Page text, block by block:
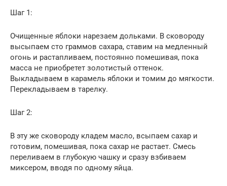
Шаг 1:
Очищенные яблоки нарезаем дольками. В сковороду
высыпаем сто граммов сахара, ставим на медленный
огонь и растапливаем, постоянно помешивая, пока
масса не приобретет золотистый оттенок.
Выкладываем в карамель яблоки и томим до мягкости.
Перекладываем в тарелку.
Шаг 2:
В эту же сковороду кладем масло, всыпаем сахар и
готовим, помешивая, пока сахар не растает. Смесь
переливаем в глубокую чашку и сразу взбиваем
миксером, вводя по одному яйца.